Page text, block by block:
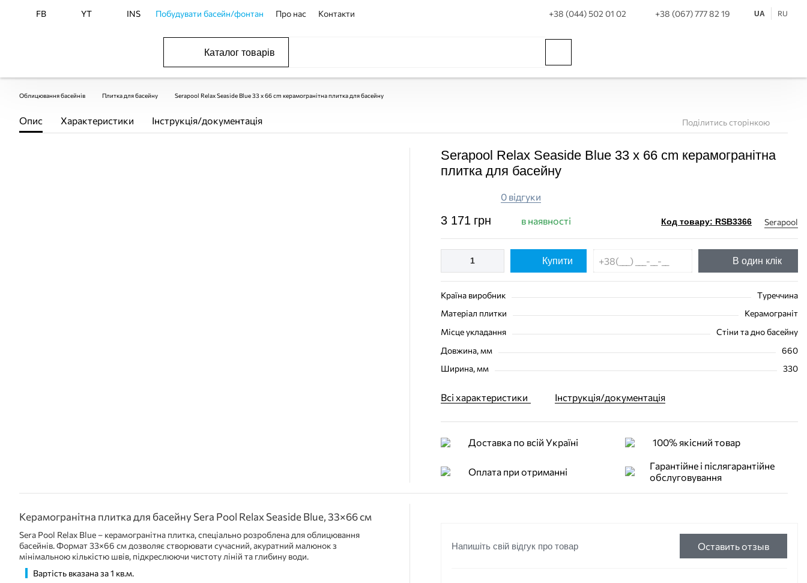
FB YT INS Побудувати басейн/фонтан Про нас Контакти +38 (044) 502 01 02 +38 (067) 777 82 19 UA RU
Каталог товарів
Облицювання басейнів Плитка для басейну Serapool Relax Seaside Blue 33 x 66 cm керамогранітна плитка для басейну
Опис Характеристики Інструкція/документація Поділитись сторінкою
Serapool Relax Seaside Blue 33 x 66 cm керамогранітна
плитка для басейну
0 відгуки
3 171 грн в наявності Код товару: RSB3366 Serapool
Купити В один клік
Країна виробник
Туреччина
Матеріал плитки
Керамограніт
Місце укладання
Стіни та дно басейну
Довжина, мм
660
Ширина, мм
330
Всі характеристики Інструкція/документація
Доставка по всій Україні 100% якісний товар
Оплата при отриманні
Гарантійне і післягарантійне
обслуговування
Керамогранітна плитка для басейну Sera Pool Relax Seaside Blue, 33×66 см
Sera Pool Relax Blue – керамогранітна плитка, спеціально розроблена для облицювання
басейнів. Формат 33×66 см дозволяє створювати сучасний, акуратний малюнок з
мінімальною кількістю швів, підкреслюючи чистоту ліній та глибину води.
Вартість вказана за 1 кв.м.
Напишіть свій відгук про товар Оставить отзыв